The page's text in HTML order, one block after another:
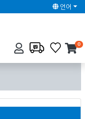
언어
0